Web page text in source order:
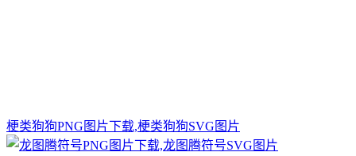
梗类狗狗PNG图片下载,梗类狗狗SVG图片